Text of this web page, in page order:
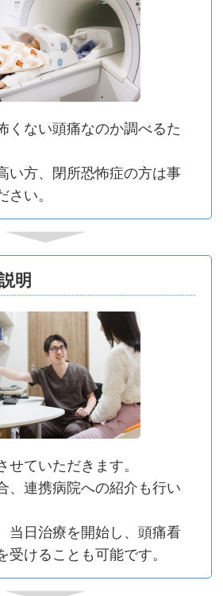
くない頭痛なのか調べるた
い⽅、閉所恐怖症の⽅は事
さい。
明
せていただきます。
、連携病院への紹介も⾏い
当⽇治療を開始し、頭痛看
受けることも可能です。